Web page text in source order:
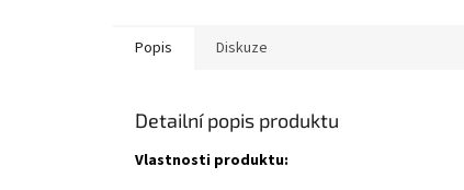
Popis Diskuze
Detailní popis produktu
Vlastnosti produktu: